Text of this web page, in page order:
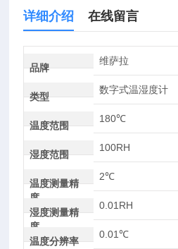
详细介绍 在线留言
品牌
维萨拉
类型
数字式温湿度计
温度范围
180℃
湿度范围
100RH
温度测量精
度
2℃
湿度测量精
度
0.01RH
温度分辨率
0.01℃